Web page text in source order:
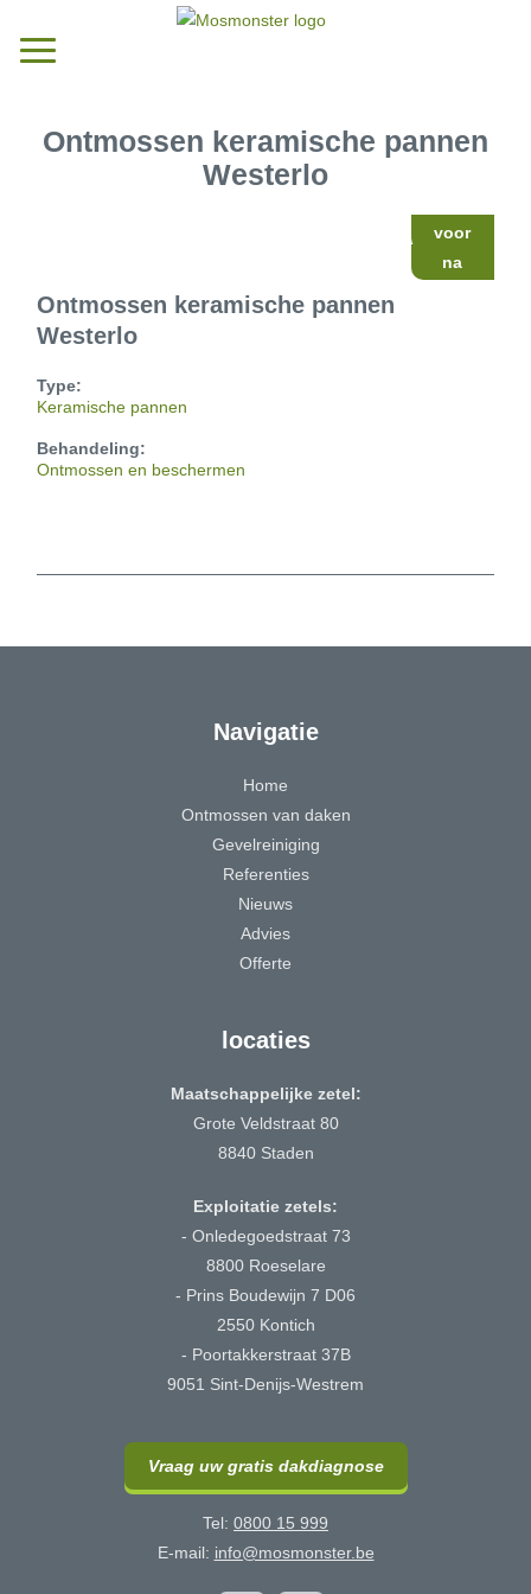
Ontmossen keramische pannen
Westerlo
voor
na
Ontmossen keramische pannen
Westerlo
Type:
Keramische pannen
Behandeling:
Ontmossen en beschermen
Navigatie
Home
Ontmossen van daken
Gevelreiniging
Referenties
Nieuws
Advies
Offerte
locaties
Maatschappelijke zetel:
Grote Veldstraat 80
8840 Staden
Exploitatie zetels:
- Onledegoedstraat 73
8800 Roeselare
- Prins Boudewijn 7 D06
2550 Kontich
- Poortakkerstraat 37B
9051 Sint-Denijs-Westrem
Vraag uw gratis dakdiagnose
Tel: 0800 15 999
E-mail: info@mosmonster.be